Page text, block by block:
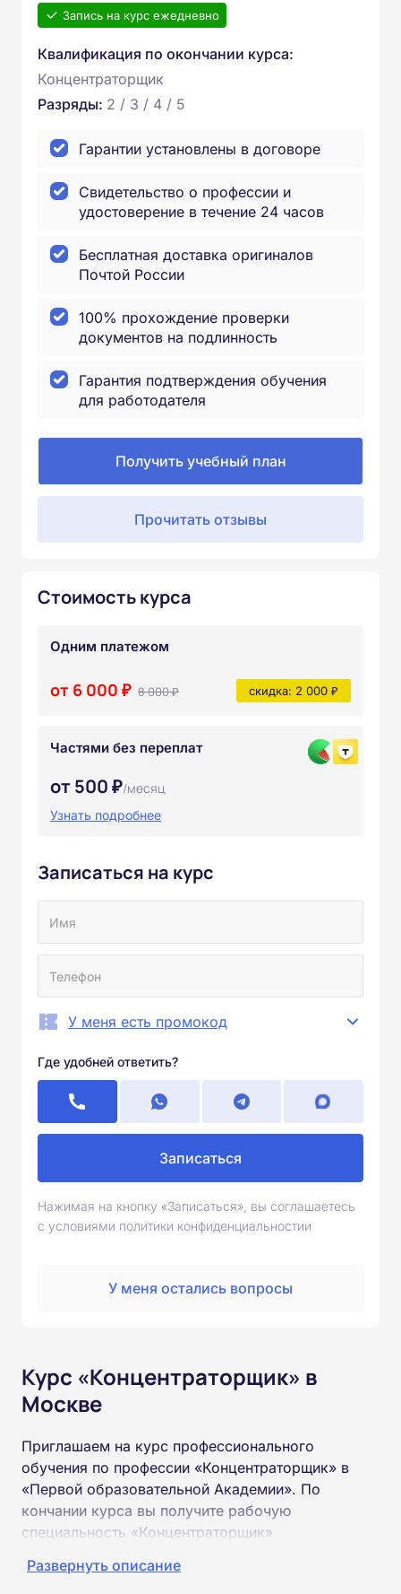
Запись на курс ежедневно
Квалификация по окончании курса:
Концентраторщик
Разряды: 2 / 3 / 4 / 5
Гарантии установлены в договоре
Свидетельство о профессии и
удостоверение в течение 24 часов
Бесплатная доставка оригиналов
Почтой России
100% прохождение проверки
документов на подлинность
Гарантия подтверждения обучения
для работодателя
Получить учебный план
Прочитать отзывы
Стоимость курса
Одним платежом
от 6 000 ₽ 8 000 ₽ скидка: 2 000 ₽
Частями без переплат
от 500 ₽/месяц
Узнать подробнее
Записаться на курс
У меня есть промокод
Где удобней ответить?
Записаться
Нажимая на кнопку «Записаться», вы соглашаетесь
с условиями политики конфиденциальностии
У меня остались вопросы
Курс «Концентраторщик» в
Москве
Приглашаем на курс профессионального
обучения по профессии «Концентраторщик» в
«Первой образовательной Академии». По
кончании курса вы получите рабочую
специальность «Концентраторщик»
Развернуть описание